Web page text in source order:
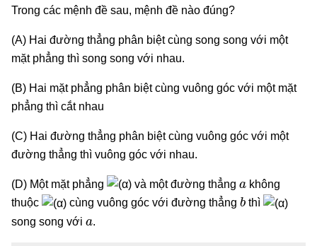
Trong các mệnh đề sau, mệnh đề nào đúng?
(A) Hai đường thẳng phân biệt cùng song song với một
mặt phẳng thì song song với nhau.
(B) Hai mặt phẳng phân biệt cùng vuông góc với một mặt
phẳng thì cắt nhau
(C) Hai đường thẳng phân biệt cùng vuông góc với một
đường thẳng thì vuông góc với nhau.
(D) Một mặt phẳng và một đường thẳng
không
thuộc
cùng vuông góc với đường thẳng
b
thì
song song với
.